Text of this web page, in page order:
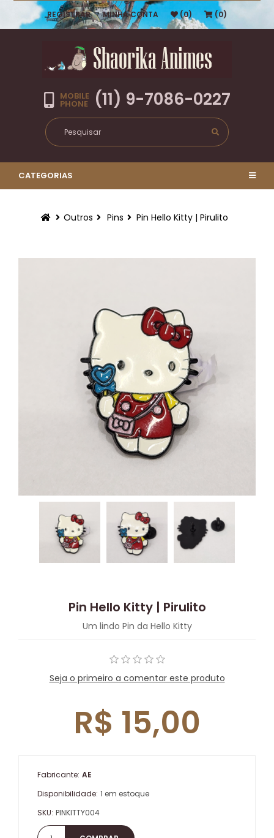
REGISTRAR MINHA CONTA (0) (0)
MOBILE
PHONE (11) 9-7086-0227
CATEGORIAS
Outros Pins Pin Hello Kitty | Pirulito
Pin Hello Kitty | Pirulito
Um lindo Pin da Hello Kitty
Seja o primeiro a comentar este produto
R$ 15,00
Fabricante: AE
Disponibilidade: 1 em estoque
SKU: PINKITTY004